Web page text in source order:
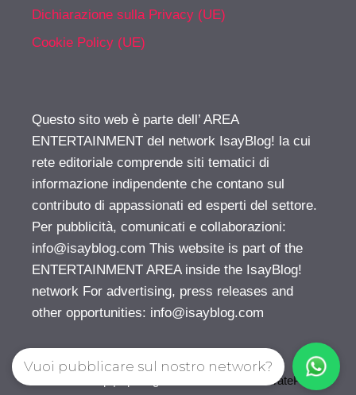
Dichiarazione sulla Privacy (UE)
Cookie Policy (UE)
Questo sito web è parte dell’ AREA
ENTERTAINMENT del network IsayBlog! la cui
rete editoriale comprende siti tematici di
informazione indipendente che contano sul
contributo di appassionati ed esperti del settore.
Per pubblicità, comunicati e collaborazioni:
info@isayblog.com This website is part of the
ENTERTAINMENT AREA inside the IsayBlog!
network For advertising, press releases and
other opportunities: info@isayblog.com
GeneratePress
Vuoi pubblicare sul nostro network?